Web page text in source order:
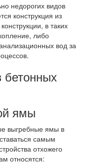
недорогих видов
конструкция из
в таких
либо
вод за
ямы
выгребные ямы в
самым
отхожего
относятся: